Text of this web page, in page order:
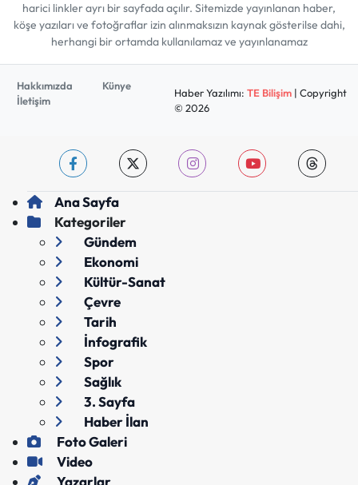
harici linkler ayrı bir sayfada açılır. Sitemizde yayınlanan haber,
köşe yazıları ve fotoğraflar izin alınmaksızın kaynak gösterilse dahi,
herhangi bir ortamda kullanılamaz ve yayınlanamaz
Hakkımızda
Künye
İletişim
Haber Yazılımı: TE Bilişim| Copyright
© 2026
Ana Sayfa
Kategoriler
Gündem
Ekonomi
Kültür-Sanat
Çevre
Tarih
İnfografik
Spor
Sağlık
3. Sayfa
Haber İlan
Foto Galeri
Video
Yazarlar